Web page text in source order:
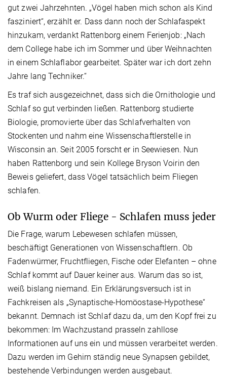
gut zwei Jahrzehnten. „Vögel haben mich schon als Kind
fasziniert“, erzählt er. Dass dann noch der Schlafaspekt
hinzukam, verdankt Rattenborg einem Ferienjob: „Nach
dem College habe ich im Sommer und über Weihnachten
in einem Schlaflabor gearbeitet. Später war ich dort zehn
Jahre lang Techniker.“
Es traf sich ausgezeichnet, dass sich die Ornithologie und
Schlaf so gut verbinden ließen. Rattenborg studierte
Biologie, promovierte über das Schlafverhalten von
Stockenten und nahm eine Wissenschaftlerstelle in
Wisconsin an. Seit 2005 forscht er in Seewiesen. Nun
haben Rattenborg und sein Kollege Bryson Voirin den
Beweis geliefert, dass Vögel tatsächlich beim Fliegen
schlafen.
Ob Wurm oder Fliege - Schlafen muss jeder
Die Frage, warum Lebewesen schlafen müssen,
beschäftigt Generationen von Wissenschaftlern. Ob
Fadenwürmer, Fruchtfliegen, Fische oder Elefanten – ohne
Schlaf kommt auf Dauer keiner aus. Warum das so ist,
weiß bislang niemand. Ein Erklärungsversuch ist in
Fachkreisen als „Synaptische-Homöostase-Hypothese“
bekannt. Demnach ist Schlaf dazu da, um den Kopf frei zu
bekommen: Im Wachzustand prasseln zahllose
Informationen auf uns ein und müssen verarbeitet werden.
Dazu werden im Gehirn ständig neue Synapsen gebildet,
bestehende Verbindungen werden ausgebaut.